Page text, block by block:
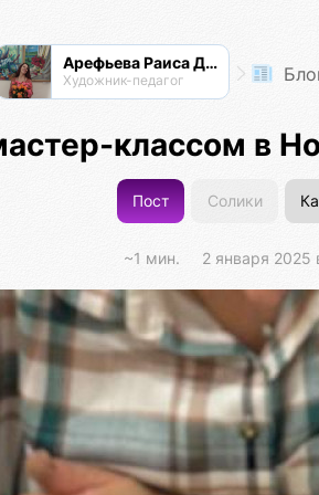
Арефьева Раиса Дмитриевна
Художник-педагог Блог
классом в
Пост Солики
~1 мин. 2 января 2025